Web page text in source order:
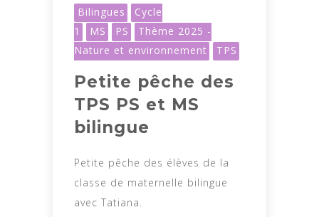
Bilingues
Cycle
1
MS PS
Thème 2025 -
Nature et environnement
TPS
Petite pêche des
TPS PS et MS
bilingue
Petite pêche des élèves de la
classe de maternelle bilingue
avec Tatiana.